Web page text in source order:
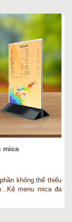
mica
không thể thiếu
menu mica đa